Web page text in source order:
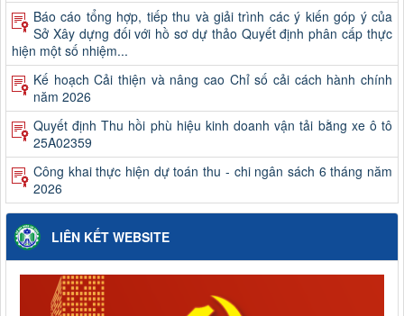
Báo cáo tổng hợp, tiếp thu và giải trình các ý kiến góp ý của
Sở Xây dựng đối với hồ sơ dự thảo Quyết định phân cấp thực
hiện một số nhiệm...
Kế hoạch Cải thiện và nâng cao Chỉ số cải cách hành chính
năm 2026
Quyết định Thu hồi phù hiệu kinh doanh vận tải bằng xe ô tô
25A02359
Công khai thực hiện dự toán thu - chi ngân sách 6 tháng năm
2026
Quyết định kết quả kỳ xét thăng hạng và danh sách viên chức
trúng tuyển kỳ xét thăng hạng chức danh nghề nghiệp viên
chức của Ban QLDA và...
Công khai quyết toán ngân sách năm 2025 (Không bao gồm
chi sự nghiệp giao thông)
LIÊN KẾT WEBSITE